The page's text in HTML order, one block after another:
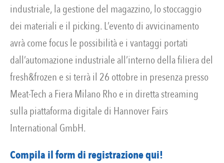
industriale, la gestione del magazzino, lo stoccaggio
dei materiali e il picking. L’evento di avvicinamento
avrà come focus le possibilità e i vantaggi portati
dall’automazione industriale all’interno della filiera del
fresh&frozen e si terrà il 26 ottobre in presenza presso
Meat-Tech a Fiera Milano Rho e in diretta streaming
sulla piattaforma digitale di Hannover Fairs
International GmbH.
Compila il form di registrazione qui!